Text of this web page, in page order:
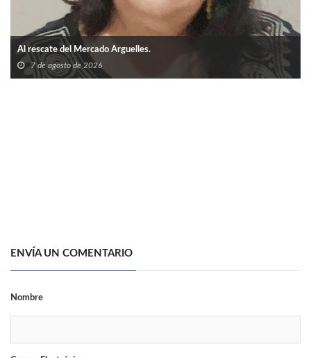
Al rescate del Mercado Arguelles.
7 de agosto de 2026
ENVÍA UN COMENTARIO
Nombre